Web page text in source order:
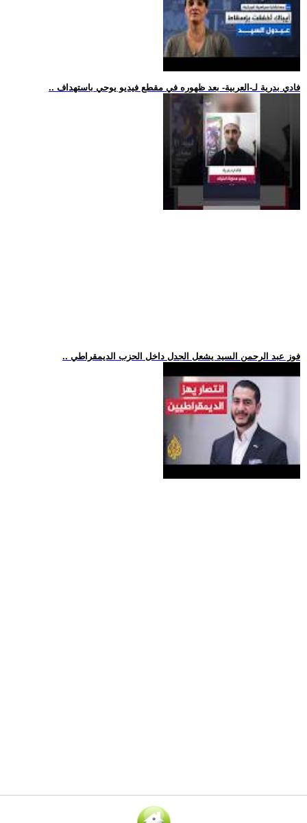
.. فادي بدرية لـ-العربية- بعد ظهوره في مقطع فيديو يوحي باستهداف
.. فوز عبد الرحمن السيد يشعل الجدل داخل الحزب الديمقراطي